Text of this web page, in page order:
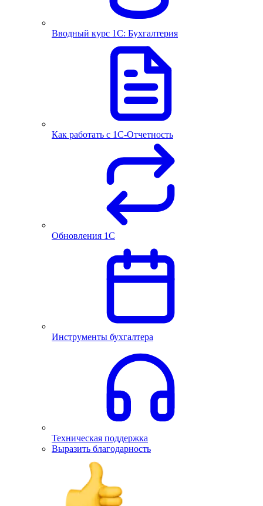
Вводный курс 1С: Бухгалтерия
Как работать с 1С‑Отчетность
Обновления 1С
Инструменты бухгалтера
Техническая поддержка
Выразить благодарность